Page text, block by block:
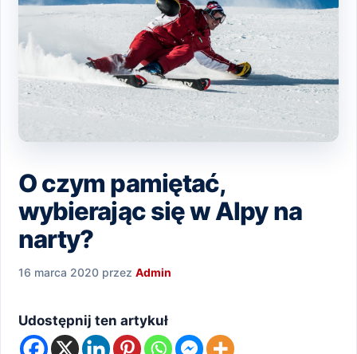
O czym pamiętać,
wybierając się w Alpy na
narty?
16 marca 2020 przez Admin
Udostępnij ten artykuł